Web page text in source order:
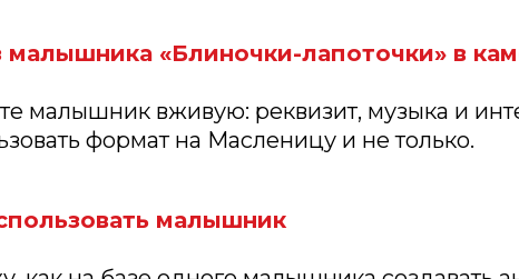
малышника «Блиночки-лапоточки» в
малышник вживую: реквизит, музыка и
формат на Масленицу и не только.
малышник